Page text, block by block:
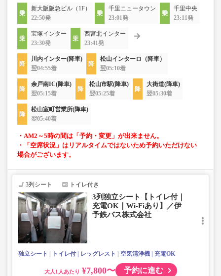
新大阪阪急ビル（1F）
22:50発
千里ニュータウン
23:01発
千里中央
23:11発
宝塚インター
23:30発
西宮北インター
23:41発
川内インター(降車)
翌04:55着
松山インターロ（降車）
翌05:10着
余戸南IC(降車)
翌05:15着
松山市駅(降車)
翌05:25着
大街道(降車)
翌05:30着
松山室町営業所(降車)
翌05:40着
・AM2～5時の間は「予約・変更」が出来ません。
・「空席状況」はリアルタイムではないため予約いただけない
場合がございます。
3列シート トイレ付き
3列独立シート【トイレ付｜
充電OK｜Wi-Fiあり】／伊
予鉄バス株式会社
独立シート トイレ付 レッグレスト 空気清浄機 充電OK
大人 ¥7,800〜 予約に進む